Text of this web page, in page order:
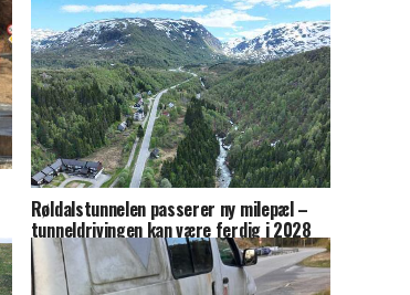
Røldalstunnelen passerer ny milepæl –
tunneldrivingen kan være ferdig i 2028